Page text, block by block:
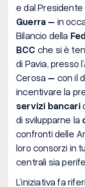
e dal Presidente
Guerra – in
Bilancio della
BCC che si è
di Pavia, presso
Cerosa – con il
incentivare la
servizi bancari
di svilupparne la
confronti delle
loro consorzi in
centrali sia
L’iniziativa fa